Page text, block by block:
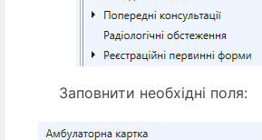
Заповнити необхідні поля: